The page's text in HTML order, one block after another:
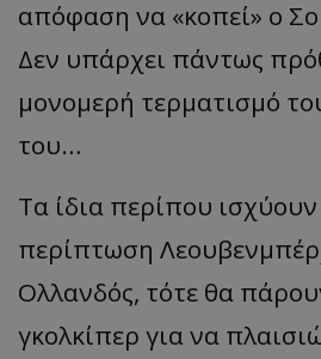
απόφαση να «κοπεί» ο
Δεν υπάρχει πάντως
μονομερή τερματισμό
του…
Τα ίδια περίπου
περίπτωση
Ολλανδός, τότε θα
γκολκίπερ για να